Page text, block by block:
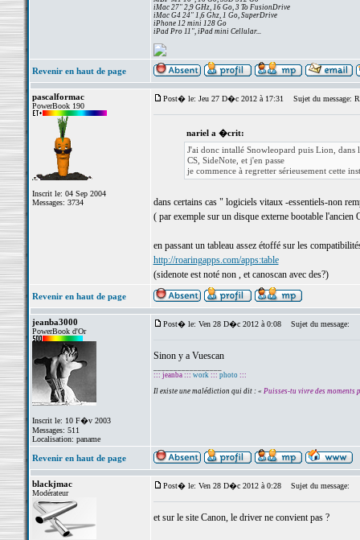
iMac 27" 2,9 GHz, 16 Go, 3 To FusionDrive
iMac G4 24" 1,6 Ghz, 1 Go, SuperDrive
iPhone 12 mini 128 Go
iPad Pro 11", iPad mini Cellular...
Revenir en haut de page
pascalformac
PowerBook 190
Inscrit le: 04 Sep 2004
Messages: 3734
Post� le: Jeu 27 D�c 2012 à 17:31 Sujet du message:
nariel a �crit:
J'ai donc intallé Snowleopard puis Lion,
CS, SideNote, et j'en passe
je commence à regretter sérieusement cette
dans certains cas " logiciels vitaux -essentiels-non
( par exemple sur un disque externe bootable
en passant un tableau assez étoffé sur les
http://roaringapps.com/apps:table
(sidenote est noté non , et canoscan avec des?)
Revenir en haut de page
jeanba3000
PowerBook d'Or
Inscrit le: 10 F�v 2003
Messages: 511
Localisation: paname
Post� le: Ven 28 D�c 2012 à 0:08 Sujet du message:
Sinon y a Vuescan
::: jeanba ::: work::: photo:::
Il existe une malédiction qui dit : « Puisses-tu vivre des moments
Revenir en haut de page
blackjmac
Modérateur
Post� le: Ven 28 D�c 2012 à 0:28 Sujet du message:
et sur le site Canon, le driver ne convient pas ?